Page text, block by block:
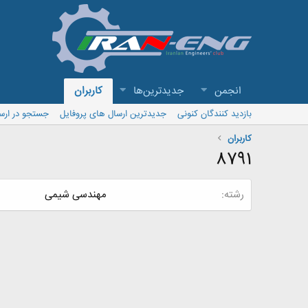
انجمن جدیدترین‌ها کاربران
بازدید کنندگان کنونی جدیدترین ارسال های پروفایل
جستجو در
کاربران
8791
رشته مهندسی شیمی